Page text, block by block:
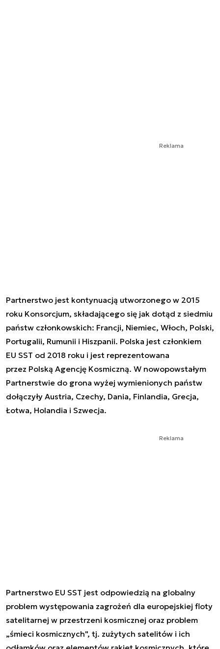
Reklama
Partnerstwo jest kontynuacją utworzonego w 2015
roku Konsorcjum, składającego się jak dotąd z siedmiu
państw członkowskich: Francji, Niemiec, Włoch, Polski,
Portugalii, Rumunii i Hiszpanii. Polska jest członkiem
EU SST od 2018 roku i jest reprezentowana
przez Polską Agencję Kosmiczną. W nowopowstałym
Partnerstwie do grona wyżej wymienionych państw
dołączyły Austria, Czechy, Dania, Finlandia, Grecja,
Łotwa, Holandia i Szwecja.
Reklama
Partnerstwo EU SST jest odpowiedzią na globalny
problem występowania zagrożeń dla europejskiej floty
satelitarnej w przestrzeni kosmicznej oraz problem
„śmieci kosmicznych", tj. zużytych satelitów i ich